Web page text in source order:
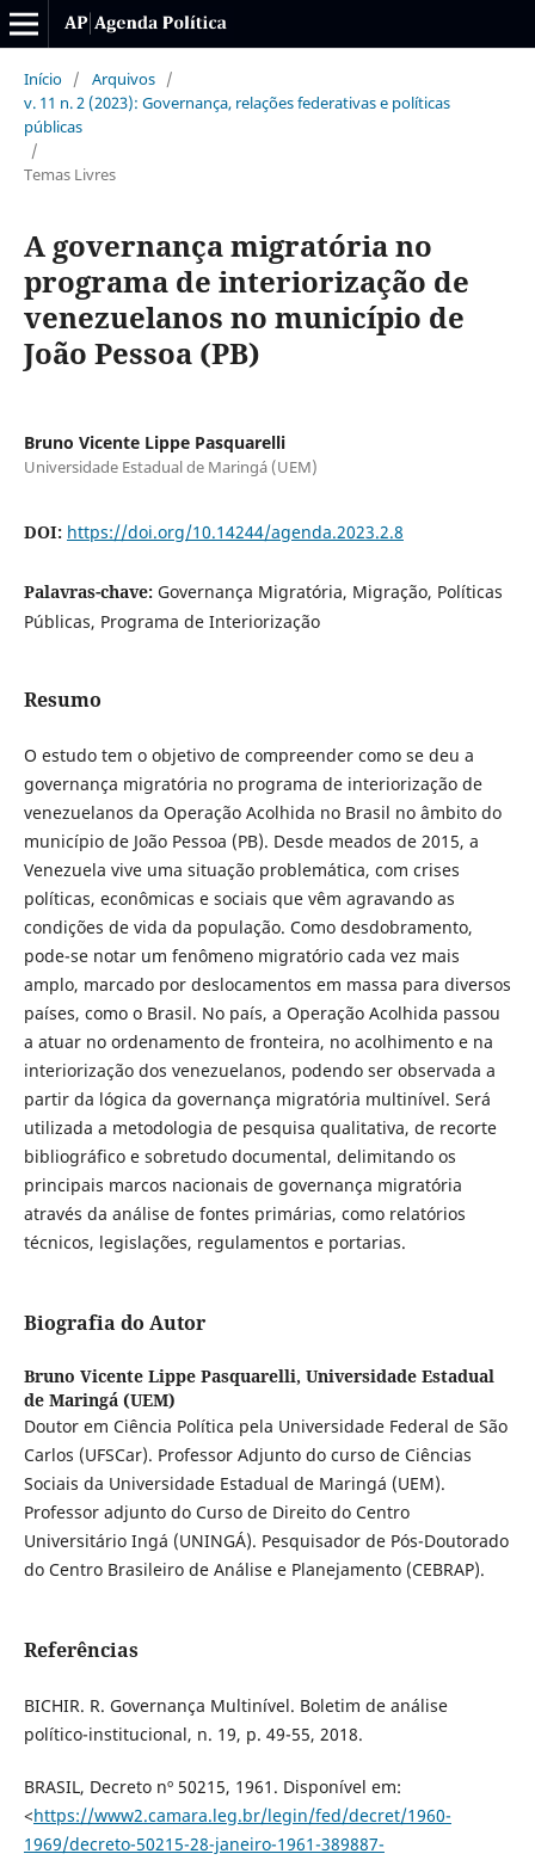
Início / Arquivos /
v. 11 n. 2 (2023): Governança, relações federativas e políticas
públicas
/
Temas Livres
A governança migratória no
programa de interiorização de
venezuelanos no município de
João Pessoa (PB)
Bruno Vicente Lippe Pasquarelli
Universidade Estadual de Maringá (UEM)
DOI: https://doi.org/10.14244/agenda.2023.2.8
Palavras-chave: Governança Migratória, Migração, Políticas
Públicas, Programa de Interiorização
Resumo
O estudo tem o objetivo de compreender como se deu a
governança migratória no programa de interiorização de
venezuelanos da Operação Acolhida no Brasil no âmbito do
município de João Pessoa (PB). Desde meados de 2015, a
Venezuela vive uma situação problemática, com crises
políticas, econômicas e sociais que vêm agravando as
condições de vida da população. Como desdobramento,
pode-se notar um fenômeno migratório cada vez mais
amplo, marcado por deslocamentos em massa para diversos
países, como o Brasil. No país, a Operação Acolhida passou
a atuar no ordenamento de fronteira, no acolhimento e na
interiorização dos venezuelanos, podendo ser observada a
partir da lógica da governança migratória multinível. Será
utilizada a metodologia de pesquisa qualitativa, de recorte
bibliográfico e sobretudo documental, delimitando os
principais marcos nacionais de governança migratória
através da análise de fontes primárias, como relatórios
técnicos, legislações, regulamentos e portarias.
Biografia do Autor
Bruno Vicente Lippe Pasquarelli, Universidade Estadual
de Maringá (UEM)
Doutor em Ciência Política pela Universidade Federal de São
Carlos (UFSCar). Professor Adjunto do curso de Ciências
Sociais da Universidade Estadual de Maringá (UEM).
Professor adjunto do Curso de Direito do Centro
Universitário Ingá (UNINGÁ). Pesquisador de Pós-Doutorado
do Centro Brasileiro de Análise e Planejamento (CEBRAP).
Referências
BICHIR. R. Governança Multinível. Boletim de análise
político-institucional, n. 19, p. 49-55, 2018.
BRASIL, Decreto nº 50215, 1961. Disponível em:
<https://www2.camara.leg.br/legin/fed/decret/1960-
1969/decreto-50215-28-janeiro-1961-389887-